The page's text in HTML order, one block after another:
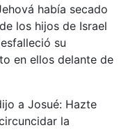
había secado
los hijos de Israel
su
en ellos delante de
a Josué: Hazte
la